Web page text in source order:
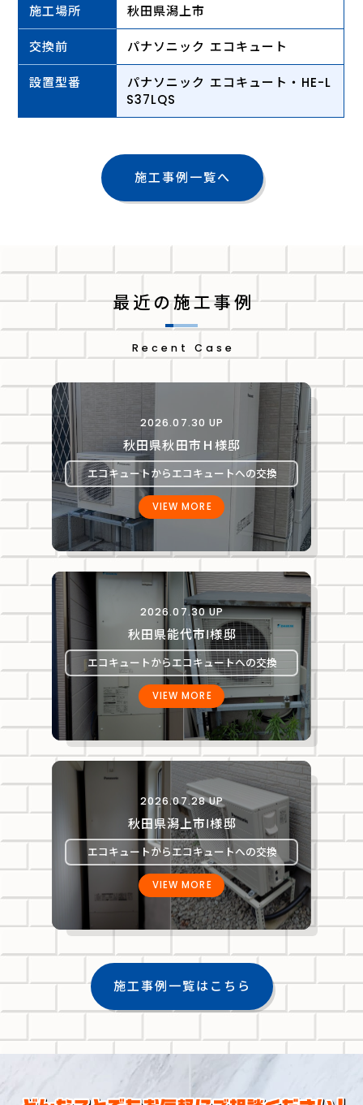
施工場所 秋田県潟上市
交換前 パナソニック エコキュート
設置型番
パナソニック エコキュート・HE-L
S37LQS
施工事例一覧へ
最近の施工事例
Recent Case
2026.07.30 UP
秋田県秋田市Ｈ様邸
エコキュートからエコキュートへの交換
VIEW MORE
2026.07.30 UP
秋田県能代市Ⅰ様邸
エコキュートからエコキュートへの交換
VIEW MORE
2026.07.28 UP
秋田県潟上市Ⅰ様邸
エコキュートからエコキュートへの交換
VIEW MORE
施工事例一覧はこちら